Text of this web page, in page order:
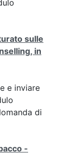
sulle
in
e inviare
di
-